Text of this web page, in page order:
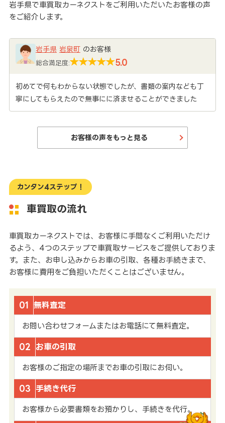
岩手県で車買取カーネクストをご利用いただいたお客様の声
をご紹介します。
岩手県 岩泉町のお客様
総合満足度: 5.0
初めてで何もわからない状態でしたが、書類の案内なども丁
寧にしてもらえたので無事にに済ませることができました
お客様の声をもっと見る
カンタン4ステップ！
車買取の流れ
車買取カーネクストでは、お客様に手間なくご利用いただけ
るよう、4つのステップで車買取サービスをご提供しておりま
す。また、お申し込みからお車の引取、各種お手続きまで、
お客様に費用をご負担いただくことはございません。
01 無料査定
お問い合わせフォームまたはお電話にて無料査定。
02 お車の引取
お客様のご指定の場所までお車の引取にお伺い。
03 手続き代行
お客様から必要書類をお預かりし、手続きを代行。